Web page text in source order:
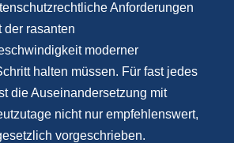
Anforderungen
der rasanten
moderner
halten müssen. Für fast jedes
die Auseinandersetzung mit
nicht nur empfehlenswert,
vorgeschrieben.